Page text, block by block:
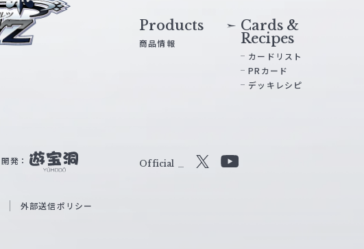
Products
商品情報
Cards &
Recipes
カードリスト
PRカード
デッキレシピ
開発： Official
Y
外部送信ポリシー